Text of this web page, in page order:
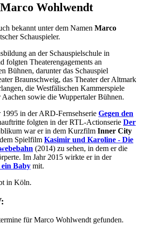
Wohlwendt
bekannt unter dem Namen Marco
Schauspieler.
an der Schauspielschule in
folgten Theaterengagements an
Bühnen, darunter das Schauspiel
Braunschweig, das Theater der Altmark
die Westfälischen Kammerspiele
Aachen sowie die Wuppertaler Bühnen.
1995 in der ARD-Fernsehserie Gegen den
folgten in der RTL-Actionserie Der
war er in dem Kurzfilm Inner City
Spielfilm Kasimir und Karoline - Die
(2014) zu sehen, in dem er die
Im Jahr 2015 wirkte er in der
Baby mit.
in Köln.
für Marco Wohlwendt gefunden.